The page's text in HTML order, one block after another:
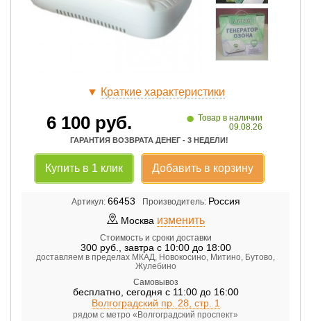
▼ Краткие характеристики
6 100 руб. • Товар в наличии
09.08.26
ГАРАНТИЯ ВОЗВРАТА ДЕНЕГ - 3 НЕДЕЛИ!
Купить в 1 клик Добавить в корзину
Артикул: 66453 Производитель: Россия
Москва изменить
Стоимость и сроки доставки
300руб., завтра с 10:00 до 18:00
доставляем в пределах МКАД, Новокосино, Митино, Бутово,
Жулебино
Самовывоз
бесплатно, сегодня с 11:00 до 16:00
Волгоградский пр. 28, стр. 1
рядом с метро «Волгоградский проспект»